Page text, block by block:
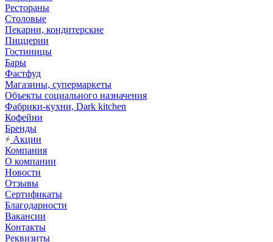
Рестораны
Столовые
Пекарни, кондитерские
Пиццерии
Гостиницы
Бары
Фастфуд
Магазины, супермаркеты
Объекты социального назначения
Фабрики-кухни, Dark kitchen
Кофейни
Бренды
Акции
Компания
О компании
Новости
Отзывы
Сертификаты
Благодарности
Вакансии
Контакты
Реквизиты